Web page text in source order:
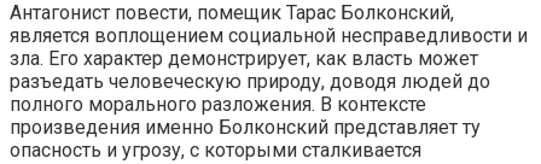
Антагонист повести, помещик Тарас Болконский,
является воплощением социальной несправедливости и
зла. Его характер демонстрирует, как власть может
разъедать человеческую природу, доводя людей до
полного морального разложения. В контексте
произведения именно Болконский представляет ту
опасность и угрозу, с которыми сталкивается